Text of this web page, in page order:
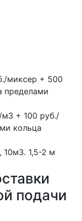
миксер + 500
пределами
+ 100 руб./
кольца
10м3. 1,5-2 м
подачи